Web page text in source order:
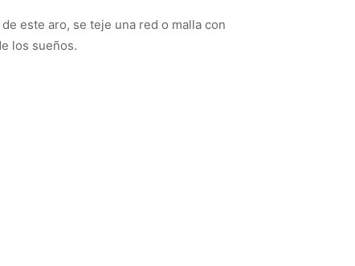
este aro, se teje una red o malla con
los sueños.